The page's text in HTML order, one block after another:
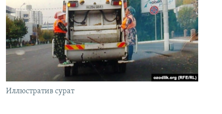
Иллюстратив сурат